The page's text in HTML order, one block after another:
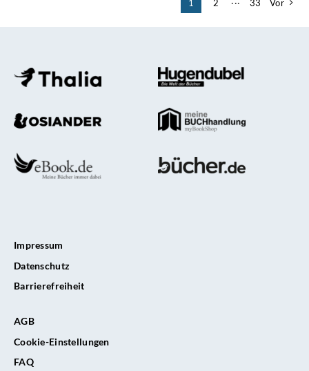
1 2 ··· 33 Vor
Impressum
Datenschutz
Barrierefreiheit
AGB
Cookie-Einstellungen
FAQ